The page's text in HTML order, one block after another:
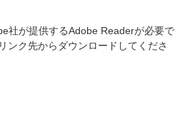
社が提供するAdobe Readerが必要で
ンク先からダウンロードしてくださ